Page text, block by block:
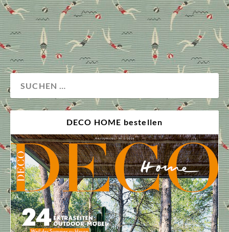
Lieblingsdesigns.
Boden Design
DECO HOME bestellen